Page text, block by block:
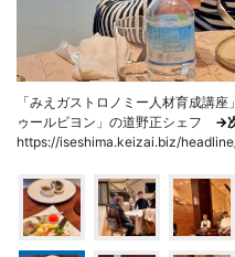
「みえガストロノミー人材育成講
ゥールビヨン」の道野正シェフ →
https://iseshima.keizai.biz/